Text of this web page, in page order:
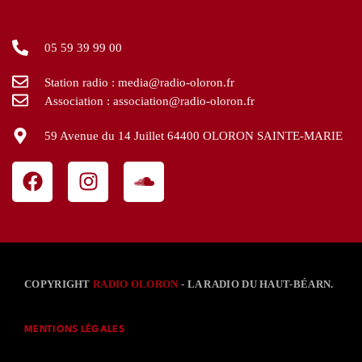
05 59 39 99 00
Station radio : media@radio-oloron.fr
Association : association@radio-oloron.fr
59 Avenue du 14 Juillet 64400 OLORON SAINTE-MARIE
COPYRIGHTRADIO OLORON - LA RADIO DU HAUT-BÉARN.
MENTIONS LÉGALES